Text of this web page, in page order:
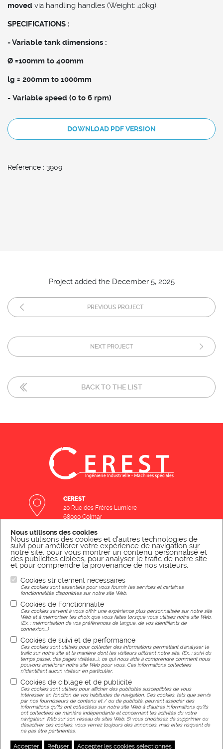
moved via handling handles (Weight: 40kg).
SPECIFICATIONS :
- Variable tank dimensions :
Ø =100mm to 400mm
lg = 200mm to 1000mm
- Variable speed (0 to 6 rpm)
DOWNLOAD PDF VERSION
Reference : 3909
Project added the December 5, 2025
PREVIOUS PROJECT
NEXT PROJECT
BACK TO THE LIST
CEREST
20 Rue des Frères Lumiere
68000 Colmar
CONTACT US BY E-MAIL
SEND A MESSAGE
CONTACT US BY PHONE
CALL US
Legal Notice
Réalisation
Nous utilisons des cookies
Nous utilisons des cookies et d'autres technologies de
suivi pour améliorer votre expérience de navigation sur
notre site, pour vous montrer un contenu personnalisé et
des publicités ciblées, pour analyser le trafic de notre site
et pour comprendre la provenance de nos visiteurs.
Cookies strictement nécessaires
Ces cookies sont essentiels pour vous fournir les services et certaines
fonctionnalités disponibles sur notre site Web.
Cookies de Fonctionnalité
Ces cookies servent à vous offrir une expérience plus personnalisée sur notre site
Web et à mémoriser les choix que vous faites lorsque vous utilisez notre site Web.
(Ex. : mémorisation de vos préférences de langue, de vos identifiants de
connexion...)
Cookies de suivi et de performance
Ces cookies sont utilisés pour collecter des informations permettant d'analyser le
trafic sur notre site et la manière dont les visiteurs utilisent notre site. (Ex. : suivi du
temps passé, des pages visitées...), ce qui nous aide à comprendre comment nous
pouvons améliorer notre site Web pour vous. Ces informations collectées
n'identifient aucun visiteur en particulier.
Cookies de ciblage et de publicité
Ces cookies sont utilisés pour afficher des publicités susceptibles de vous
intéresser en fonction de vos habitudes de navigation. Ces cookies, tels que servis
par nos fournisseurs de contenu et / ou de publicité, peuvent associer des
informations qu'ils ont collectées sur notre site Web à d'autres informations qu'ils
ont collectées de manière indépendante et concernant les activités du votre
navigateur Web sur son réseau de sites Web. Si vous choisissez de supprimer ou
désactiver ces cookies, vous verrez toujours des annonces, mais elles risquent de
ne pas être pertinentes.
Accepter Refuser Accepter les cookies sélectionnés